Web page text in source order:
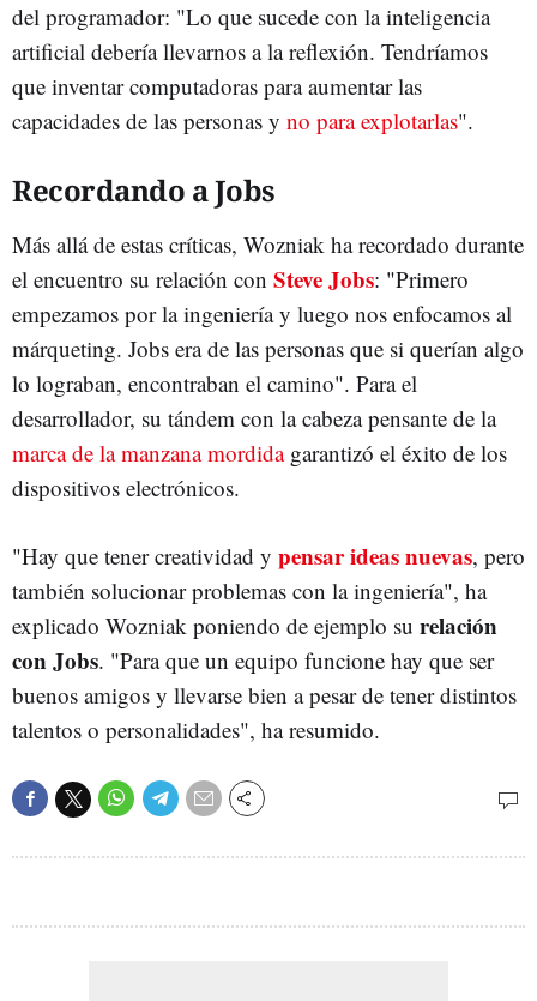
del programador: "Lo que sucede con la inteligencia
artificial debería llevarnos a la reflexión. Tendríamos
que inventar computadoras para aumentar las
capacidades de las personas y no para explotarlas".
Recordando a Jobs
Más allá de estas críticas, Wozniak ha recordado durante
el encuentro su relación con Steve Jobs: "Primero
empezamos por la ingeniería y luego nos enfocamos al
márqueting. Jobs era de las personas que si querían algo
lo lograban, encontraban el camino". Para el
desarrollador, su tándem con la cabeza pensante de la
marca de la manzana mordidagarantizó el éxito de los
dispositivos electrónicos.
"Hay que tener creatividad y pensar ideas nuevas, pero
también solucionar problemas con la ingeniería", ha
explicado Wozniak poniendo de ejemplo su relación
con Jobs. "Para que un equipo funcione hay que ser
buenos amigos y llevarse bien a pesar de tener distintos
talentos o personalidades", ha resumido.